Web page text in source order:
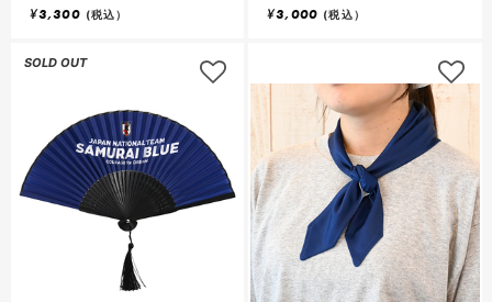
¥3,300 (税込）
¥3,000 (税込）
SOLD OUT